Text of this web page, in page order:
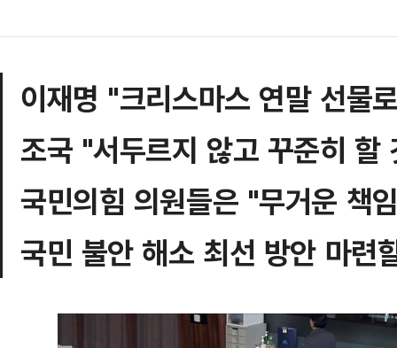
이재명 "크리스마스 연말 선물
조국 "서두르지 않고 꾸준히 할
국민의힘 의원들은 "무거운 책
국민 불안 해소 최선 방안 마련